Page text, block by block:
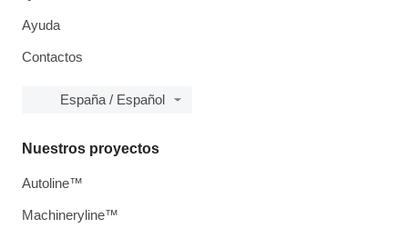
Ayuda
Contactos
España / Español
Nuestros proyectos
Autoline™
Machineryline™